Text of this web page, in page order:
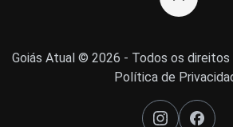
Goiás Atual © 2026 - Todos os direitos
Política de